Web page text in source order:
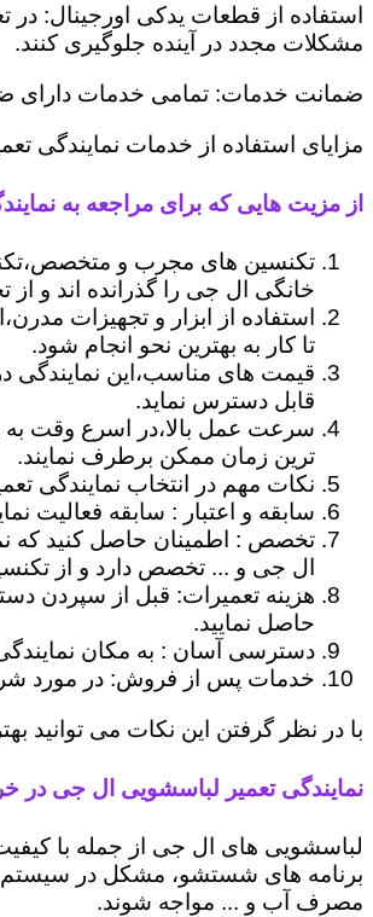
استفاده از قطعات یدکی اورجینال: در
مشکلات مجدد در آینده جلوگیری کنند.
ضمانت خدمات: تمامی خدمات دارای
مزایای استفاده از خدمات نمایندگی
از مزیت هایی که برای مراجعه به
تکنسین های مجرب و
خانگی ال جی را گذرانده اند و از
استفاده از ابزار و تجهیزات
تا کار به بهترین نحو انجام شود.
قیمت های مناسب،این نمایندگی
قابل دسترس نماید.
سرعت عمل بالا،در اسرع وقت
ترین زمان ممکن برطرف نمایند.
نکات مهم در انتخاب نمایندگی
سابقه و اعتبار : سابقه فعالیت
تخصص : اطمینان حاصل کنید که
ال جی و ... تخصص دارد و از
هزینه تعمیرات: قبل از سپردن
حاصل نمایید.
دسترسی آسان : به مکان
خدمات پس از فروش: در مورد
با در نظر گرفتن این نکات می توانید
نمایندگی تعمیر لباسشویی ال جی در
لباسشویی های ال جی از جمله با
برنامه های شستشو، مشکل در
مصرف آب و ... مواجه شوند.